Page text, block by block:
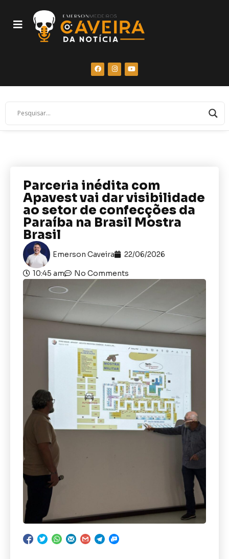
Parceria inédita com
Apavest vai dar visibilidade
ao setor de confecções da
Paraíba na Brasil Mostra
Brasil
Emerson Caveira 22/06/2026
10:45 am No Comments